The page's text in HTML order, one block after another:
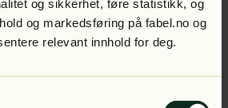
og sikkerhet, føre statistikk, og
og markedsføring på fabel.no og
relevant innhold for deg.